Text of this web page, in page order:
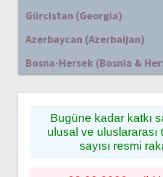
Gürcistan (Georgia)
Azerbaycan (Azerbaijan)
Bosna-Hersek (Bosnia &
Bugüne kadar katkı
ulusal ve uluslararası
sayısı resmi